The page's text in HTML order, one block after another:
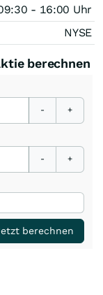
- 16:00 Uhr
NYSE
berechnen
- +
- +
berechnen